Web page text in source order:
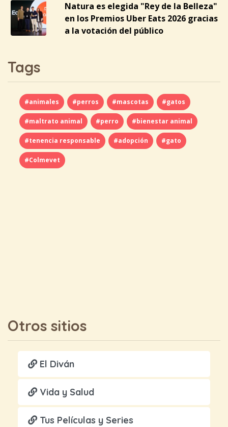
Natura es elegida "Rey de la Belleza"
en los Premios Uber Eats 2026 gracias
a la votación del público
Tags
#animales #perros #mascotas #gatos
#maltrato animal #perro #bienestar animal
#tenencia responsable #adopción #gato
#Colmevet
Otros sitios
El Diván
Vida y Salud
Tus Películas y Series